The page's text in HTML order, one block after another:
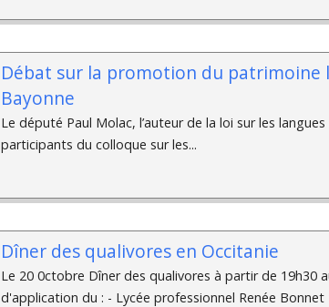
Débat sur la promotion du patrimoine
Bayonne
Le député Paul Molac, l’auteur de la loi sur les langues
participants du colloque sur les...
Dîner des qualivores en Occitanie
Le 20 0ctobre Dîner des qualivores à partir de 19h30
d'application du : - Lycée professionnel Renée Bonnet